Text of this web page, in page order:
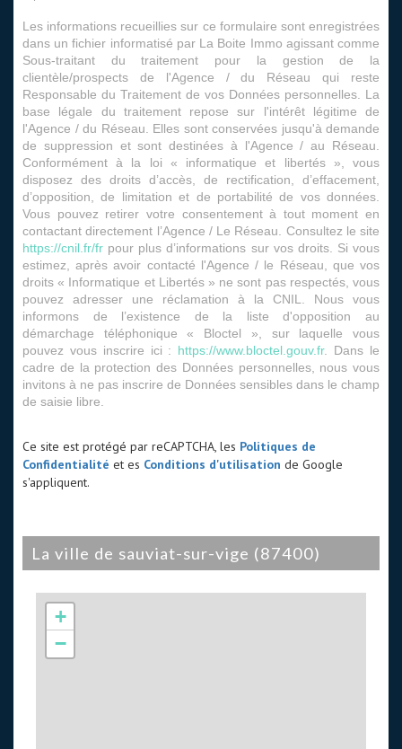
Les informations recueillies sur ce formulaire sont enregistrées
dans un fichier informatisé par La Boite Immo agissant comme
Sous-traitant du traitement pour la gestion de la
clientèle/prospects de l'Agence / du Réseau qui reste
Responsable du Traitement de vos Données personnelles. La
base légale du traitement repose sur l'intérêt légitime de
l'Agence / du Réseau. Elles sont conservées jusqu'à demande
de suppression et sont destinées à l'Agence / au Réseau.
Conformément à la loi « informatique et libertés », vous
disposez des droits d’accès, de rectification, d’effacement,
d’opposition, de limitation et de portabilité de vos données.
Vous pouvez retirer votre consentement à tout moment en
contactant directement l’Agence / Le Réseau. Consultez le site
https://cnil.fr/fr pour plus d’informations sur vos droits. Si vous
estimez, après avoir contacté l'Agence / le Réseau, que vos
droits « Informatique et Libertés » ne sont pas respectés, vous
pouvez adresser une réclamation à la CNIL. Nous vous
informons de l’existence de la liste d'opposition au
démarchage téléphonique « Bloctel », sur laquelle vous
pouvez vous inscrire ici : https://www.bloctel.gouv.fr. Dans le
cadre de la protection des Données personnelles, nous vous
invitons à ne pas inscrire de Données sensibles dans le champ
de saisie libre.
Ce site est protégé par reCAPTCHA, les Politiques de
Confidentialité et es Conditions d'utilisation de Google
s'appliquent.
la ville de sauviat-sur-vige (87400)
+
−